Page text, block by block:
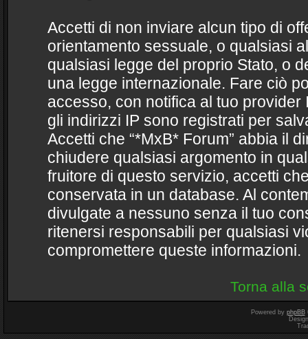
Accetti di non inviare alcun tipo di
orientamento sessuale, o qualsiasi
qualsiasi legge del proprio Stato, o
una legge internazionale. Fare ciò
accesso, con notifica al tuo
gli indirizzi IP sono registrati per
Accetti che “*MxB* Forum” abbia il
chiudere qualsiasi argomento in
fruitore di questo servizio, accetti
conservata in un database. Al
divulgate a nessuno senza il tuo
ritenersi responsabili per qualsiasi
compromettere queste informazioni.
Torna alla
Powered by phpBB